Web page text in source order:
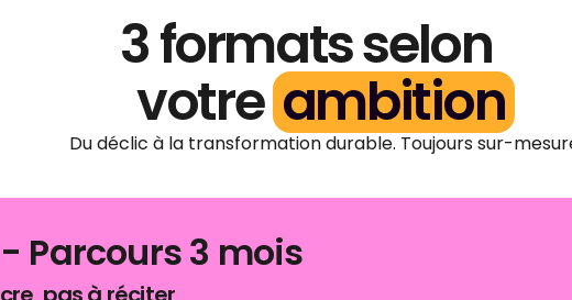
3 formats selon
votre ambition
Du déclic à la transformation durable. Toujours sur-
- Parcours 3 mois